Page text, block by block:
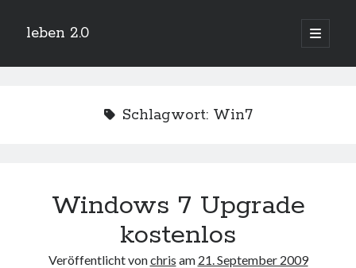
leben 2.0
öffnen
Sidebar
Arduino und BME 280
13. Januar 2019
Schlagwort: Win7
Windows 7 Upgrade
kostenlos
Veröffentlicht vonchris am 21. September 2009